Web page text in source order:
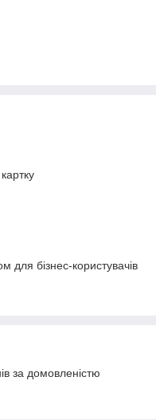
для бізнес-користувачів
за домовленістю